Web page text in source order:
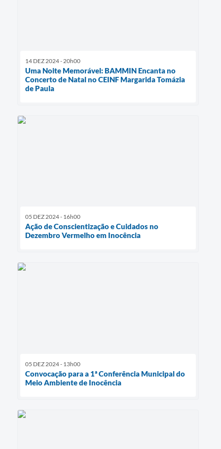
14 DEZ 2024 - 20h00
Uma Noite Memorável: BAMMIN Encanta no
Concerto de Natal no CEINF Margarida Tomázia
de Paula
05 DEZ 2024 - 16h00
Ação de Conscientização e Cuidados no
Dezembro Vermelho em Inocência
05 DEZ 2024 - 13h00
Convocação para a 1ª Conferência Municipal do
Meio Ambiente de Inocência